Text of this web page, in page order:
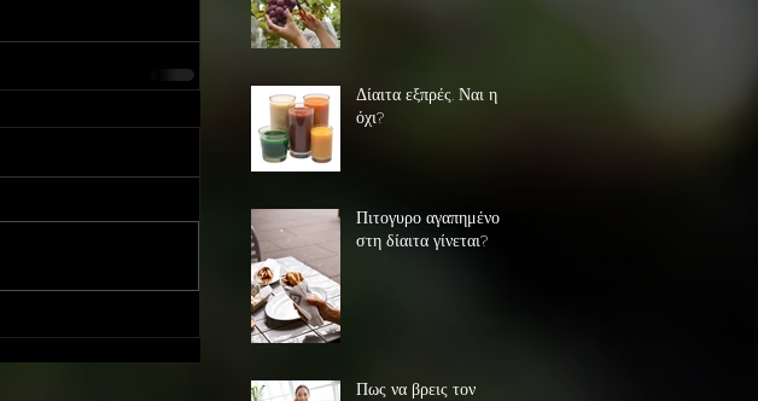
Δίαιτα εξπρές. Ναι η
όχι?
Πιτογυρο αγαπημένο
στη δίαιτα γίνεται?
Πως να βρεις τον